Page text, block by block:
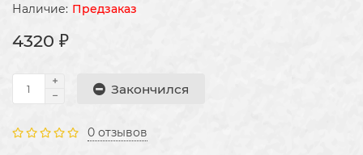
Предзаказ
4320 ₽
Закончился
0 отзывов